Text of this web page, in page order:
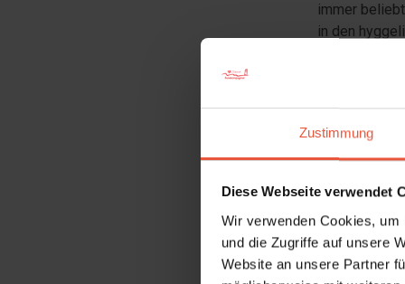
Zustimmung
Diese Webseite verwendet
Wir verwenden Cookies,
und die Zugriffe auf unsere
Website an unsere Partner
immer
in den
ein
Leinwand
Ein Teil der
nicht auf den
ganz